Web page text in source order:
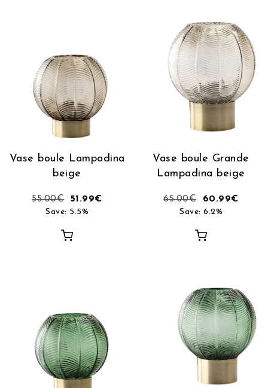
Vase boule Lampadina
beige
55.00€ 51.99€
Save: 5.5%
Vase boule Grande
Lampadina beige
65.00€ 60.99€
Save: 6.2%